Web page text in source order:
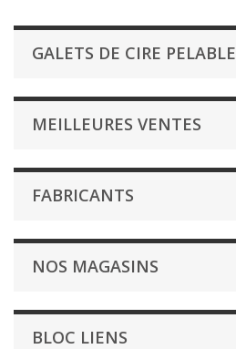
GALETS DE CIRE PELABLE
MEILLEURES VENTES
FABRICANTS
NOS MAGASINS
BLOC LIENS